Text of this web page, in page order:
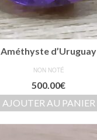
Améthyste d’Uruguay
NON NOTÉ
500.00€
AJOUTER AU PANIER